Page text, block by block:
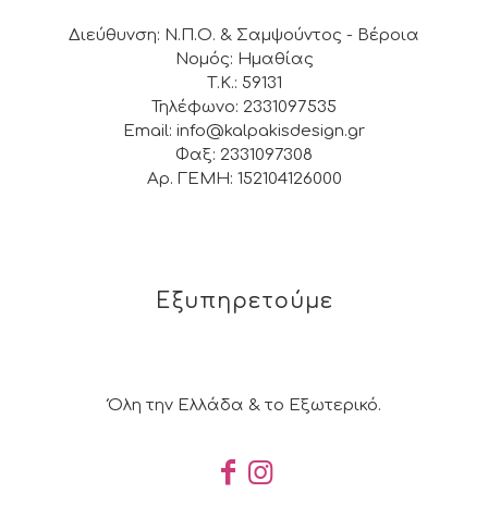
Διεύθυνση: Ν.Π.Ο. & Σαμψούντος - Βέροια
Νομός: Ημαθίας
Τ.Κ.: 59131
Τηλέφωνο: 2331097535
Email: info@kalpakisdesign.gr
Φαξ: 2331097308
Αρ. ΓΕΜΗ: 152104126000
Εξυπηρετούμε
Όλη την Ελλάδα & το Εξωτερικό.